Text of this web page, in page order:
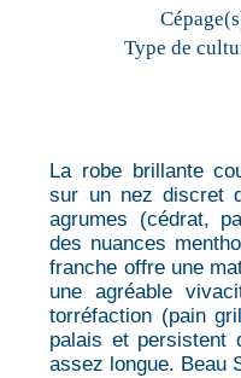
Type de
La robe brillante
sur un nez discret
agrumes (cédrat,
des nuances
franche offre une
une agréable
torréfaction (pain
palais et persistent
assez longue. Beau